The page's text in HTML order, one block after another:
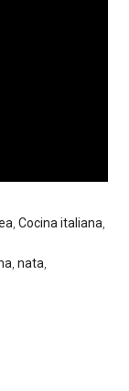
,Cocina italiana
,nata